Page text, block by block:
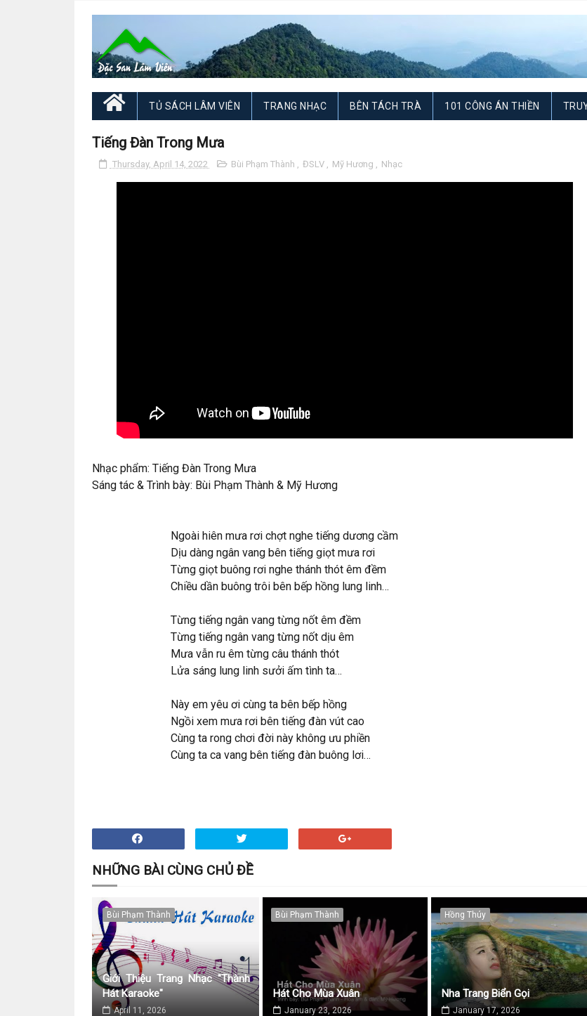
TỦ SÁCH LÂM VIÊN TRANG NHẠC BÊN TÁCH TRÀ 101 CÔNG ÁN THIỀN
Tiếng Đàn Trong Mưa
Thursday, April 14, 2022 Bùi Phạm Thành , ĐSLV , Mỹ Hương , Nhạc
Nhạc phẩm: Tiếng Đàn Trong Mưa
Sáng tác & Trình bày: Bùi Phạm Thành & Mỹ Hương
Ngoài hiên mưa rơi chợt nghe tiếng dương cầm
Dịu dàng ngân vang bên tiếng giọt mưa rơi
Từng giọt buông rơi nghe thánh thót êm đềm
Chiều dần buông trôi bên bếp hồng lung linh…
Từng tiếng ngân vang từng nốt êm đềm
Từng tiếng ngân vang từng nốt dịu êm
Mưa vẫn ru êm từng câu thánh thót
Lửa sáng lung linh sưởi ấm tình ta…
Này em yêu ơi cùng ta bên bếp hồng
Ngồi xem mưa rơi bên tiếng đàn vút cao
Cùng ta rong chơi đời này không ưu phiền
Cùng ta ca vang bên tiếng đàn buông lơi…
NHỮNG BÀI CÙNG CHỦ ĐỀ
Bùi Phạm Thành
Giới Thiệu Trang Nhạc "Thành
Hát Karaoke"
April 11, 2026
Bùi Phạm Thành
Hát Cho Mùa Xuân
January 23, 2026
Hồng Thúy
Nha Trang Biển Gọi
January 17, 2026